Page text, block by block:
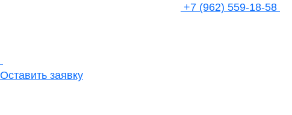
+7 (962) 559-18-58
Оставить заявку